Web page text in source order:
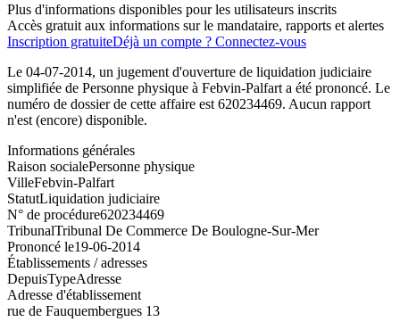
Plus d'informations disponibles pour les utilisateurs inscrits
Accès gratuit aux informations sur le mandataire, rapports et alertes
Inscription gratuiteDéjà un compte ? Connectez-vous
Le 04-07-2014, un jugement d'ouverture de liquidation judiciaire
simplifiée de Personne physique à Febvin-Palfart a été prononcé. Le
numéro de dossier de cette affaire est 620234469. Aucun rapport
n'est (encore) disponible.
Informations générales
Raison socialePersonne physique
VilleFebvin-Palfart
StatutLiquidation judiciaire
N° de procédure620234469
TribunalTribunal De Commerce De Boulogne-Sur-Mer
Prononcé le19-06-2014
Établissements / adresses
DepuisTypeAdresse
Adresse d'établissement
rue de Fauquembergues 13